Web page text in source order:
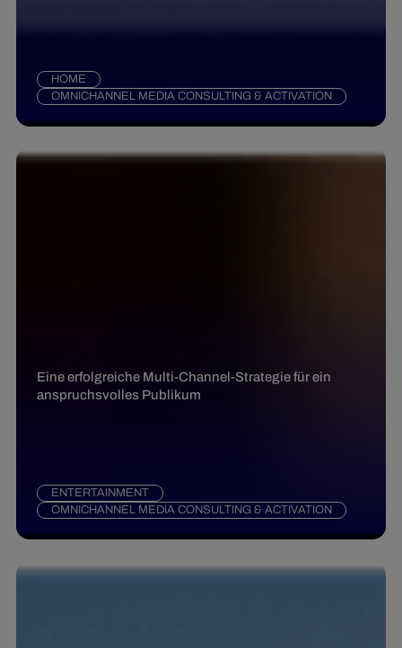
HOME
OMNICHANNEL MEDIA CONSULTING & ACTIVATION
Eine erfolgreiche Multi-Channel-Strategie für ein
anspruchsvolles Publikum
ENTERTAINMENT
OMNICHANNEL MEDIA CONSULTING & ACTIVATION